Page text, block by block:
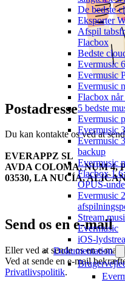
De bedste
Eksporter
Afspil
Flacbox
Bedste
Evermusic
Evermusic
Evermusic
Flacbox
5 bedste
Evermusic
Evermusic
Evermusic
backup
Evermusic
Flacbox
OPUS-
Evermusic
Stream
Evermusic
iOS-
Dokumentation
Postadresse
Du kan kontakte os ved at
EVERAPPZ SL
AVDA COLOMA, NUM 4,
03530, LA NUCÍA,
Send os en e-mail
Eller ved at sende os en e-mail
Ved at sende en e-mail
Privatlivspolitik.